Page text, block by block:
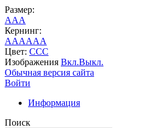
Размер:
AAA
Кернинг:
AAAAAA
Цвет: CCC
Изображения Вкл.Выкл.
Обычная версия сайта
Войти
Информация
Поиск